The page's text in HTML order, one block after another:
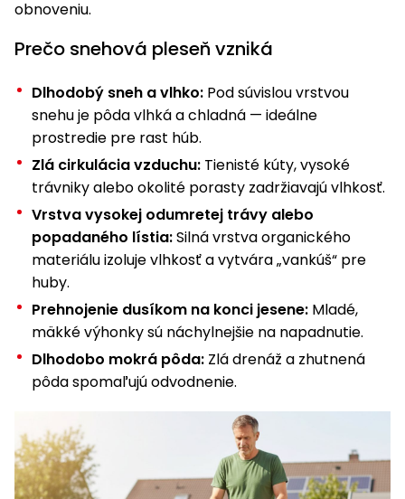
nože
Vidly
Štiepačky
vetiev
Špalíkovače
Fukáre a
vysávače
na lístie
Záhradné
vozíky
Fúriky
Rozmetadlá
a posypové
Čerpadlá
a
vodárne
Ochrana
koše
Krhly
obrubníky
Tieniace
Odpudzovače
a pasce
Príslušenstvo
stoly
Vibračné
Transportéry
Rezačky
na
Meracie
prístroje
Nabíjačky
autobatérií
Vykurovanie
Navijaky
Príslušenstvo
Seniorské
vozíky
Prilby
Doplnky
obnoveniu.
Prečo snehová pleseň vzniká
Dlhodobý sneh a vlhko: Pod súvislou vrstvou
snehu je pôda vlhká a chladná — ideálne
prostredie pre rast húb.
Zlá cirkulácia vzduchu: Tienisté kúty, vysoké
trávniky alebo okolité porasty zadržiavajú vlhkosť.
Vrstva vysokej odumretej trávy alebo
popadaného lístia:Silná vrstva organického
materiálu izoluje vlhkosť a vytvára „vankúš“ pre
huby.
Prehnojenie dusíkom na konci jesene: Mladé,
mäkké výhonky sú náchylnejšie na napadnutie.
Dlhodobo mokrá pôda: Zlá drenáž a zhutnená
pôda spomaľujú odvodnenie.